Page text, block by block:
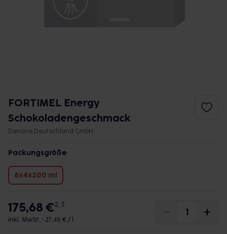
FORTIMEL Energy
Schokoladengeschmack
Danone Deutschland GmbH
Packungsgröße
8x4x200 ml
175,68 €2, 3
inkl. MwSt. • 27,45 € / l